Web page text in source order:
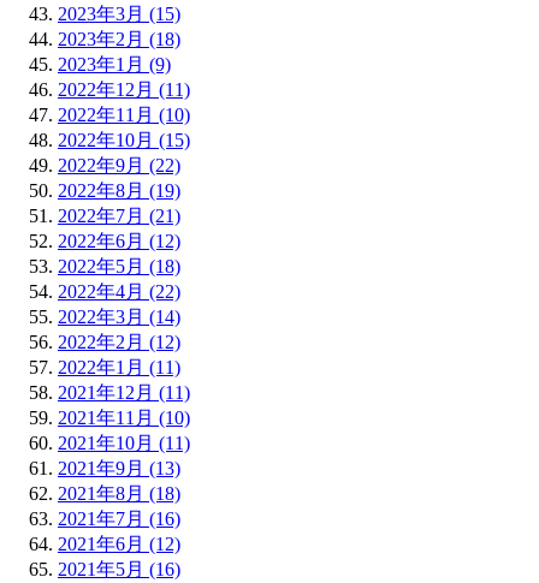
2023年3月 (15)
2023年2月 (18)
2023年1月 (9)
2022年12月 (11)
2022年11月 (10)
2022年10月 (15)
2022年9月 (22)
2022年8月 (19)
2022年7月 (21)
2022年6月 (12)
2022年5月 (18)
2022年4月 (22)
2022年3月 (14)
2022年2月 (12)
2022年1月 (11)
2021年12月 (11)
2021年11月 (10)
2021年10月 (11)
2021年9月 (13)
2021年8月 (18)
2021年7月 (16)
2021年6月 (12)
2021年5月 (16)